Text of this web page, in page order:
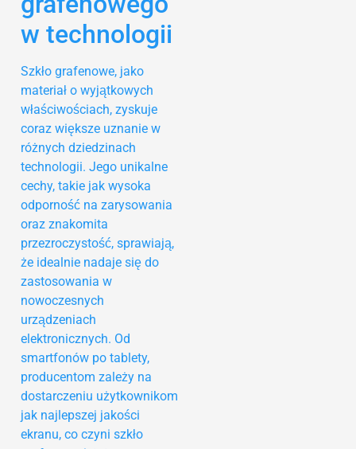
w technologii
Szkło grafenowe, jako
materiał o wyjątkowych
właściwościach, zyskuje
coraz większe uznanie w
różnych dziedzinach
technologii. Jego unikalne
cechy, takie jak wysoka
odporność na zarysowania
oraz znakomita
przezroczystość, sprawiają,
że idealnie nadaje się do
zastosowania w
nowoczesnych
urządzeniach
elektronicznych. Od
smartfonów po tablety,
producentom zależy na
dostarczeniu użytkownikom
jak najlepszej jakości
ekranu, co czyni szkło